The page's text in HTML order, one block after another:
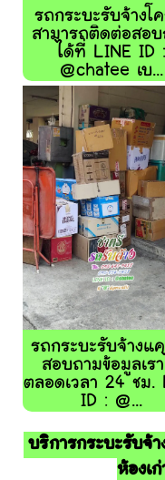
รถกระบะรับจ้างโ
สามารถติดต่อสอบ
ได้ที่ LINE ID :
@chatee เบ...
รถกระบะรับจ้างแ
สอบถามข้อมูลเร
ตลอดเวลา 24 ชม.
ID : @...
บริการกระบะรับจ้
ห้องเ